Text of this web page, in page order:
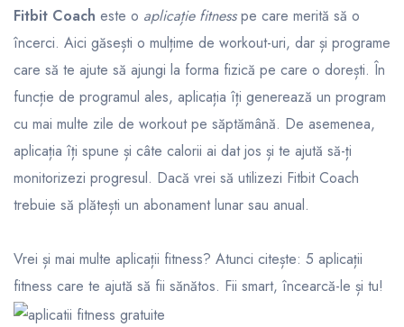
Fitbit Coach este o aplicație fitnesspe care merită să o
încerci. Aici găsești o mulțime de workout-uri, dar și programe
care să te ajute să ajungi la forma fizică pe care o dorești. În
funcție de programul ales, aplicația îți generează un program
cu mai multe zile de workout pe săptămână. De asemenea,
aplicația îți spune și câte calorii ai dat jos și te ajută să-ți
monitorizezi progresul. Dacă vrei să utilizezi Fitbit Coach
trebuie să plătești un abonament lunar sau anual.
Vrei și mai multe aplicații fitness? Atunci citește: 5 aplicații
fitness care te ajută să fii sănătos. Fii smart, încearcă-le și tu!